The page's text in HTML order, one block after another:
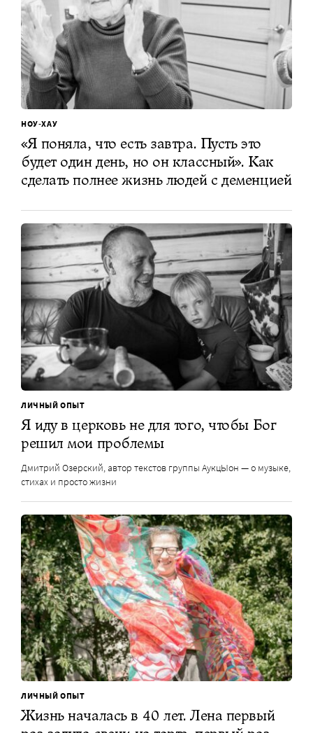
НОУ-ХАУ
«Я поняла, что есть завтра. Пусть это
будет один день, но он классный». Как
сделать полнее жизнь людей с деменцией
ЛИЧНЫЙ ОПЫТ
Я иду в церковь не для того, чтобы Бог
решил мои проблемы
Дмитрий Озерский, автор текстов группы АукцЫон — о музыке,
стихах и просто жизни
ЛИЧНЫЙ ОПЫТ
Жизнь началась в 40 лет. Лена первый